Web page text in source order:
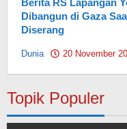
Berita RS Lapangan
Dibangun di Gaza
Diserang
Dunia 20 November
Topik Populer